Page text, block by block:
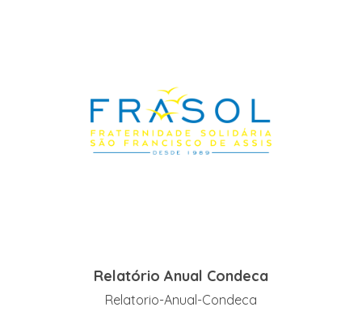
Relatório Anual Condeca
Relatorio-Anual-Condeca